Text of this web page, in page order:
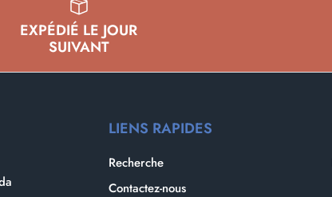
EXPÉDIÉ LE JOUR
SUIVANT
LIENS RAPIDES
Recherche
Contactez-nous